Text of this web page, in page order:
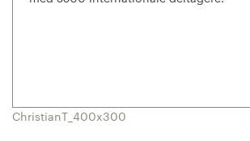
ChristianT_400x300